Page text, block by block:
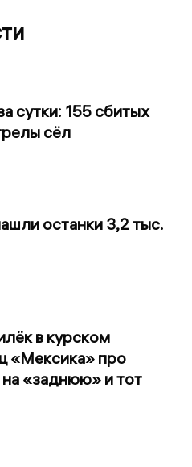
сутки: 155 сбитых
сёл
останки 3,2 тыс.
в курском
«Мексика» про
на «заднюю» и тот